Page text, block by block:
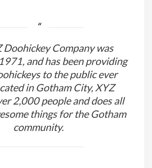
Doohickey Company was
and has been providing
to the public ever
in Gotham City, XYZ
2,000 people and does all
things for the Gotham
community.